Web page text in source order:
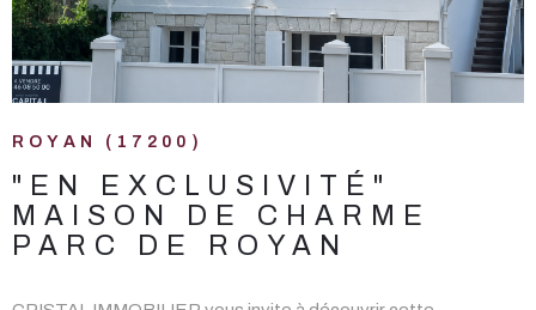
ROYAN (17200)
"EN EXCLUSIVITÉ"
MAISON DE CHARME
PARC DE ROYAN